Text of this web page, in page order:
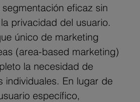
eficaz sin
privacidad del usuario.
único de marketing
(area-based marketing)
la necesidad de
individuales. En lugar de
específico,